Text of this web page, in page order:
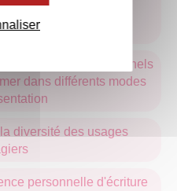
par écrit, en français
et techniques traditionnels
dans différents modes
diversité des usages
personnelle d'écriture